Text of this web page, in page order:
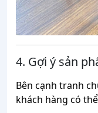
4. Gợi ý sản
Bên cạnh tranh
khách hàng có